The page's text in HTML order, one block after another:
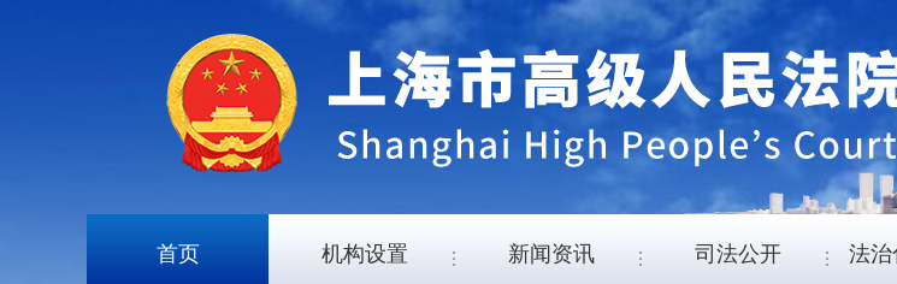
首页 机构设置 新闻资讯 司法公开 法治